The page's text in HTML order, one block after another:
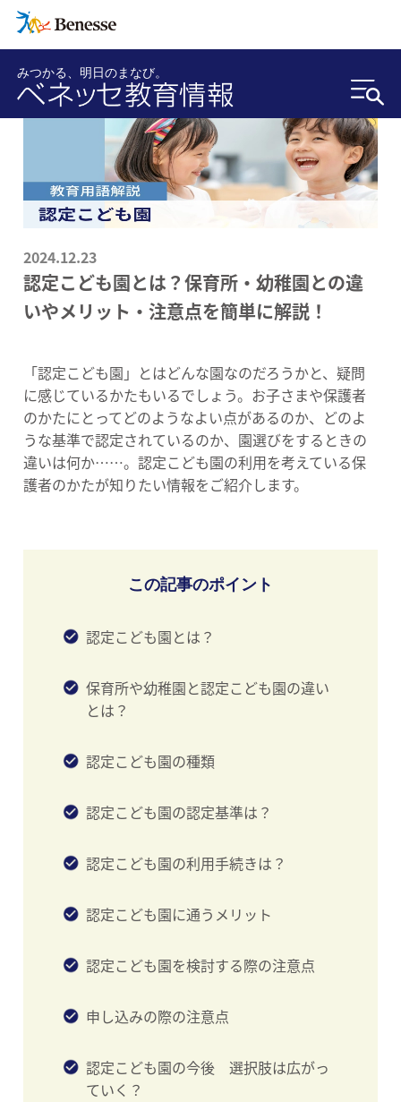
みつかる、明日のまなび。
2024.12.23
認定こども園とは？保育所・幼稚園との違
いやメリット・注意点を簡単に解説！
「認定こども園」とはどんな園なのだろうかと、疑問
に感じているかたもいるでしょう。お子さまや保護者
のかたにとってどのようなよい点があるのか、どのよ
うな基準で認定されているのか、園選びをするときの
違いは何か……。認定こども園の利用を考えている保
護者のかたが知りたい情報をご紹介します。
この記事のポイント
認定こども園とは？
保育所や幼稚園と認定こども園の違い
とは？
認定こども園の種類
認定こども園の認定基準は？
認定こども園の利用手続きは？
認定こども園に通うメリット
認定こども園を検討する際の注意点
申し込みの際の注意点
認定こども園の今後 選択肢は広がっ
ていく？